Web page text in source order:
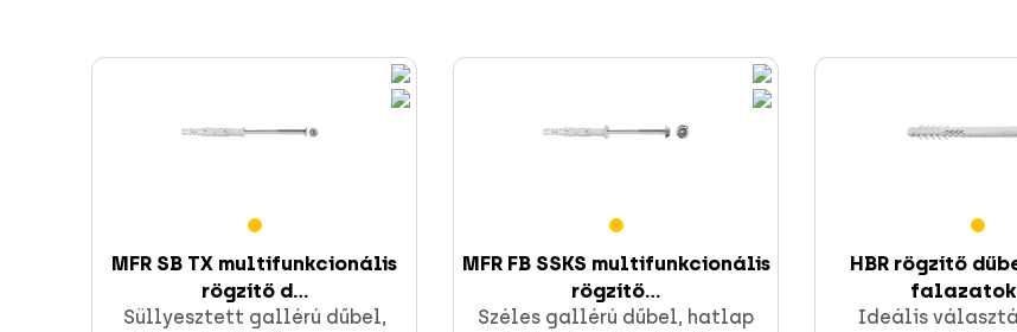
Csavarok
CELO rögzítések
MFR SB TX multifunkcionális
rögzítő d...
Süllyesztett gallérú dűbel,
MFR FB SSKS multifunkcionális
rögzítő...
Széles gallérú dűbel, hatlap
HBR rögzítő
Ideális